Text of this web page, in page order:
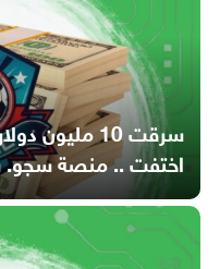
سرقت 10
اختفت .. منصة